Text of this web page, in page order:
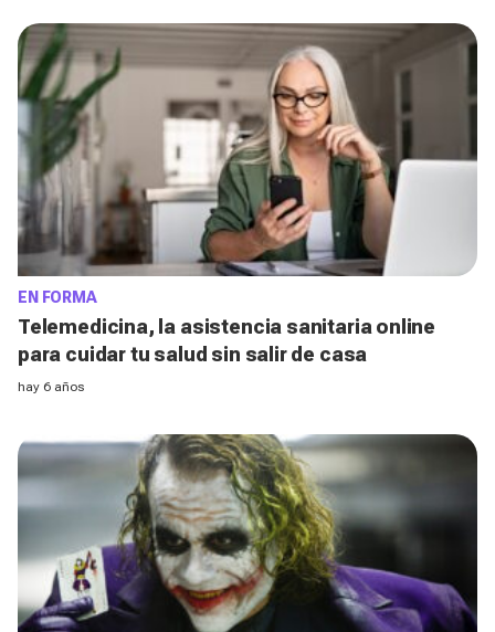
EN FORMA
Telemedicina, la asistencia sanitaria online
para cuidar tu salud sin salir de casa
hay 6 años